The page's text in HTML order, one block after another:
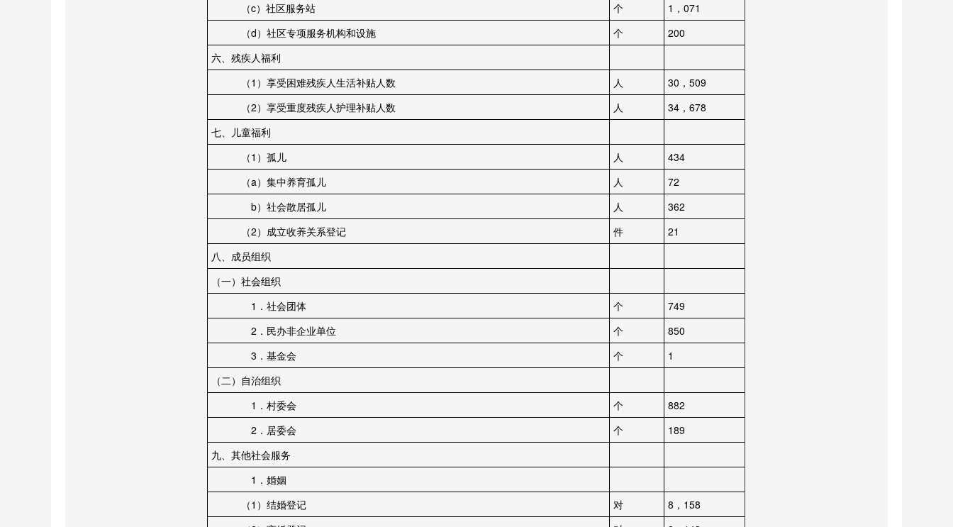
（c）社区服务站
个
1，071
（d）社区专项服务机构和设施
个
200
六、残疾人福利
（1）享受困难残疾人生活补贴人数
人
30，509
（2）享受重度残疾人护理补贴人数
人
34，678
七、儿童福利
（1）孤儿
人
434
（a）集中养育孤儿
人
72
b）社会散居孤儿
人
362
（2）成立收养关系登记
件
21
八、成员组织
（一）社会组织
1．社会团体
个
749
2．民办非企业单位
个
850
3．基金会
个
1
（二）自治组织
1．村委会
个
882
2．居委会
个
189
九、其他社会服务
1．婚姻
（1）结婚登记
对
8，158